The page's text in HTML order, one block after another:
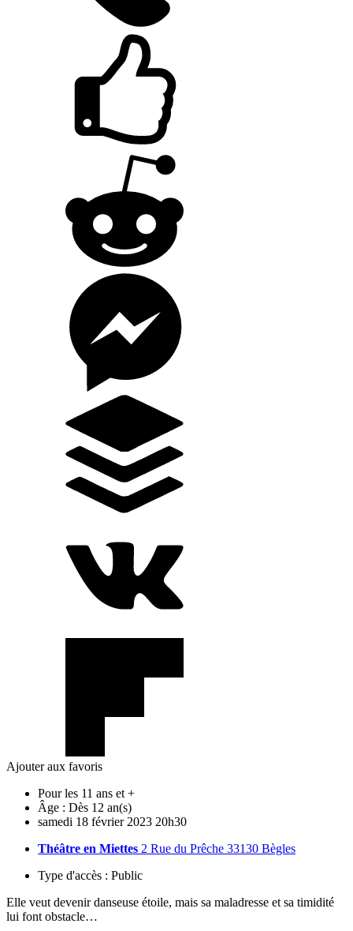
Ajouter aux favoris
Pour les 11 ans et +
Âge : Dès 12 an(s)
samedi 18 février 2023 20h30
Théâtre en Miettes 2 Rue du Prêche 33130 Bègles
Type d'accès : Public
Elle veut devenir danseuse étoile, mais sa maladresse et sa timidité
lui font obstacle…